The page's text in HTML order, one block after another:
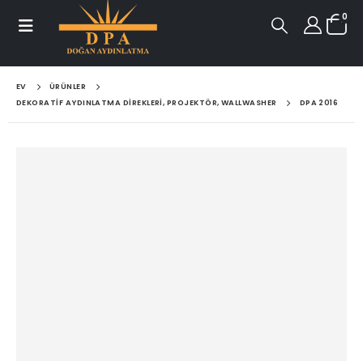
0
EV
ÜRÜNLER
DEKORATIF AYDINLATMA DIREKLERI, PROJEKTÖR, WALLWASHER
DPA 2016